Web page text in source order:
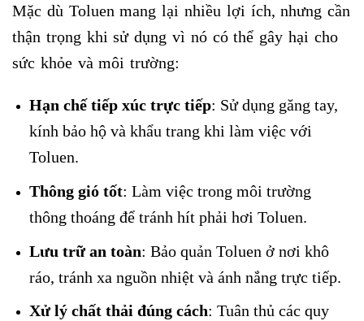
Mặc dù Toluen mang lại nhiều lợi ích, nhưng cần
thận trọng khi sử dụng vì nó có thể gây hại cho
sức khỏe và môi trường:
Hạn chế tiếp xúc trực tiếp: Sử dụng găng tay,
kính bảo hộ và khẩu trang khi làm việc với
Toluen.
Thông gió tốt: Làm việc trong môi trường
thông thoáng để tránh hít phải hơi Toluen.
Lưu trữ an toàn: Bảo quản Toluen ở nơi khô
ráo, tránh xa nguồn nhiệt và ánh nắng trực tiếp.
Xử lý chất thải đúng cách: Tuân thủ các quy